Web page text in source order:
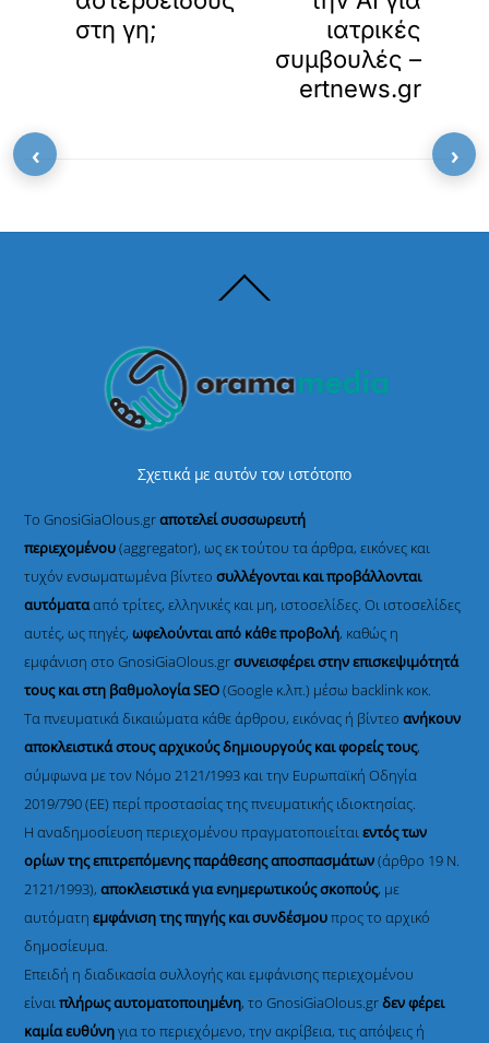
στη γη;
ιατρικές
συμβουλές –
ertnews.gr
To
Σχετικά με αυτόν τον ιστότοπο
Το GnosiGiaOlous.grαποτελεί συσσωρευτή
περιεχομένου(aggregator), ως εκ τούτου τα άρθρα, εικόνες και
τυχόν ενσωματωμένα βίντεοσυλλέγονται και προβάλλονται
αυτόματααπό τρίτες, ελληνικές και μη, ιστοσελίδες. Οι ιστοσελίδες
αυτές, ως πηγές,ωφελούνται από κάθε προβολή, καθώς η
εμφάνιση στο GnosiGiaOlous.grσυνεισφέρει στην επισκεψιμότητά
τους και στη βαθμολογία SEO(Google κ.λπ.) μέσω backlink κοκ.
Τα πνευματικά δικαιώματα κάθε άρθρου, εικόνας ή βίντεοανήκουν
αποκλειστικά στους αρχικούς δημιουργούς και φορείς τους,
σύμφωνα με τον Νόμο 2121/1993 και την Ευρωπαϊκή Οδηγία
2019/790 (ΕΕ) περί προστασίας της πνευματικής ιδιοκτησίας.
Η αναδημοσίευση περιεχομένου πραγματοποιείταιεντός των
ορίων της επιτρεπόμενης παράθεσης αποσπασμάτων(άρθρο 19 Ν.
2121/1993), αποκλειστικά για ενημερωτικούς σκοπούς, με
αυτόματηεμφάνιση της πηγής και συνδέσμουπρος το αρχικό
δημοσίευμα.
Επειδή η διαδικασία συλλογής και εμφάνισης περιεχομένου
είναιπλήρως αυτοματοποιημένη, το GnosiGiaOlous.grδεν φέρει
καμία ευθύνηγια το περιεχόμενο, την ακρίβεια, τις απόψεις ή
‹ ›